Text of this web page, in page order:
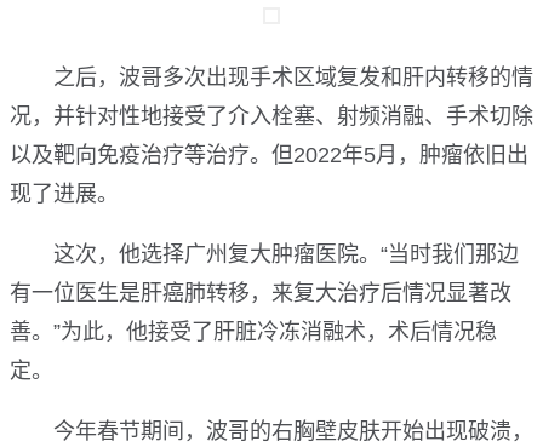
之后，波哥多次出现手术区域复发和肝内转移的情
况，并针对性地接受了介入栓塞、射频消融、手术切除
以及靶向免疫治疗等治疗。但2022年5月，肿瘤依旧出
现了进展。
这次，他选择广州复大肿瘤医院。“当时我们那边
有一位医生是肝癌肺转移，来复大治疗后情况显著改
善。”为此，他接受了肝脏冷冻消融术，术后情况稳
定。
今年春节期间，波哥的右胸壁皮肤开始出现破溃，